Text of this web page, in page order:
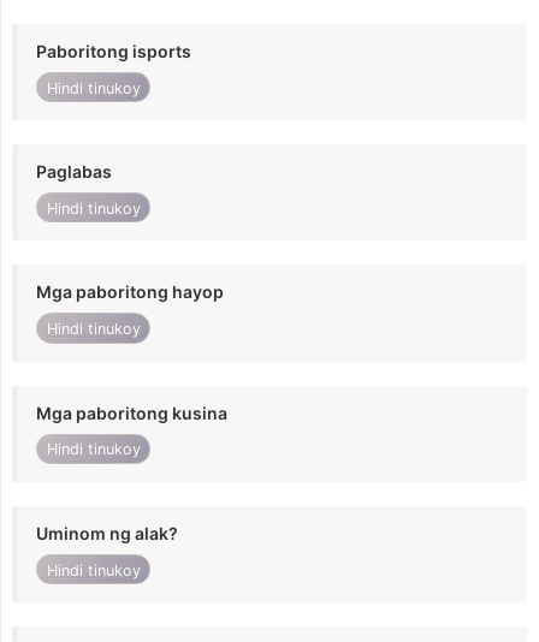
Paboritong isports
Hindi tinukoy
Paglabas
Hindi tinukoy
Mga paboritong hayop
Hindi tinukoy
Mga paboritong kusina
Hindi tinukoy
Uminom ng alak?
Hindi tinukoy